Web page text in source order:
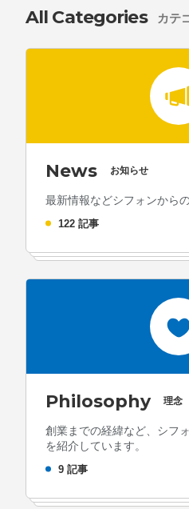
All Categories カテ
News お知らせ
最新情報などシフォンから
122 記事
Philosophy 理念
創業までの経緯など、シフ
を紹介しています。
9 記事